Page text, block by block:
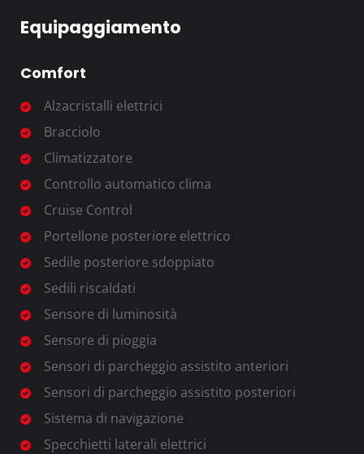
Equipaggiamento
Comfort
Alzacristalli elettrici
Bracciolo
Climatizzatore
Controllo automatico clima
Cruise Control
Portellone posteriore elettrico
Sedile posteriore sdoppiato
Sedili riscaldati
Sensore di luminosità
Sensore di pioggia
Sensori di parcheggio assistito anteriori
Sensori di parcheggio assistito posteriori
Sistema di navigazione
Specchietti laterali elettrici